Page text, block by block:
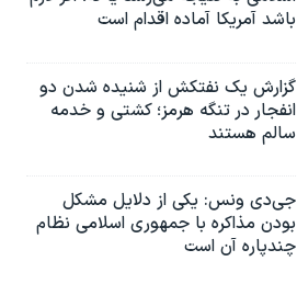
باشد آمریکا آماده اقدام است
گزارش یک نفتکش از شنیده شدن دو
انفجار در تنگه هرمز؛ کشتی و خدمه
سالم هستند
جی‌دی ونس: یکی از دلایل مشکل
بودن مذاکره با جمهوری اسلامی نظام
چندپاره آن است